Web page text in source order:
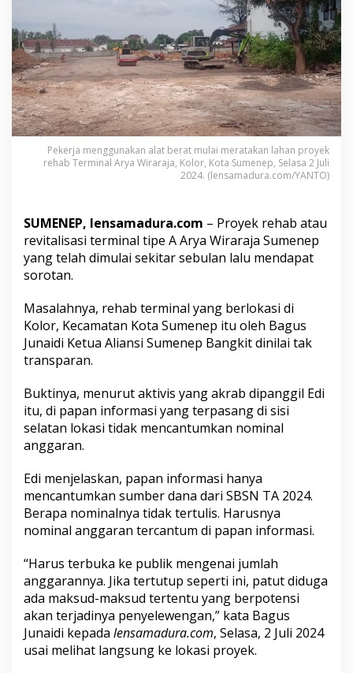
p
B
a
n
g
k
i
t
S
o
P
r
o
y
R
e
a
e
r
m
i
A
y
a
i
r
a
r
a
j
a
T
Pekerja menggunakan alat berat mulai meratakan lahan proyek
rehab Terminal Arya Wiraraja, Kolor, Kota Sumenep, Selasa 2 Juli
2024. (lensamadura.com/YANTO)
SUMENEP, lensamadura.com – Proyek rehab atau
revitalisasi terminal tipe A Arya Wiraraja Sumenep
yang telah dimulai sekitar sebulan lalu mendapat
sorotan.
Masalahnya, rehab terminal yang berlokasi di
Kolor, Kecamatan Kota Sumenep itu oleh Bagus
Junaidi Ketua Aliansi Sumenep Bangkit dinilai tak
transparan.
Buktinya, menurut aktivis yang akrab dipanggil Edi
itu, di papan informasi yang terpasang di sisi
selatan lokasi tidak mencantumkan nominal
anggaran.
Edi menjelaskan, papan informasi hanya
mencantumkan sumber dana dari SBSN TA 2024.
Berapa nominalnya tidak tertulis. Harusnya
nominal anggaran tercantum di papan informasi.
“Harus terbuka ke publik mengenai jumlah
anggarannya. Jika tertutup seperti ini, patut diduga
ada maksud-maksud tertentu yang berpotensi
akan terjadinya penyelewengan,” kata Bagus
Junaidi kepada lensamadura.com, Selasa, 2 Juli 2024
usai melihat langsung ke lokasi proyek.